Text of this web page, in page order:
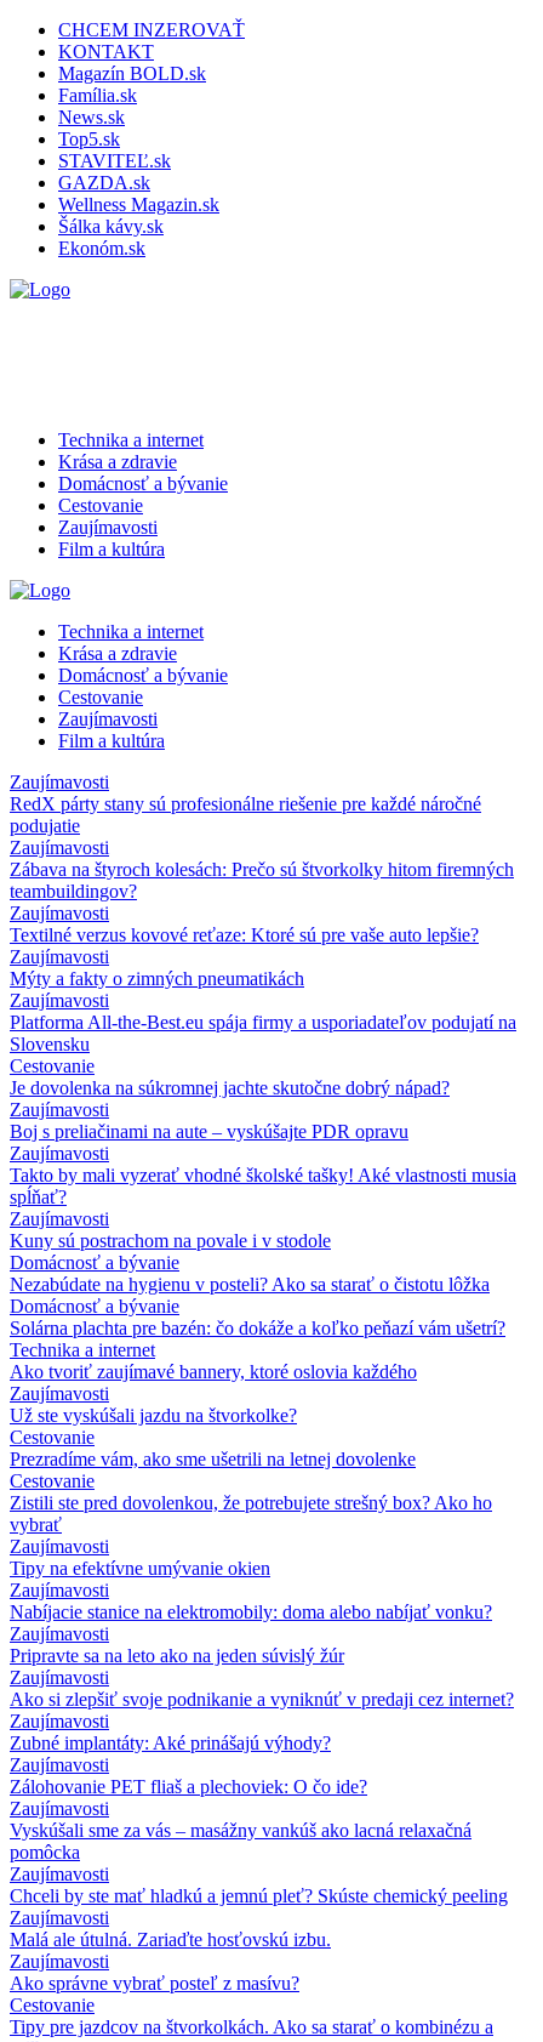
CHCEM INZEROVAŤ
KONTAKT
Magazín BOLD.sk
Família.sk
News.sk
Top5.sk
STAVITEĽ.sk
GAZDA.sk
Wellness Magazin.sk
Šálka kávy.sk
Ekonóm.sk
Technika a internet
Krása a zdravie
Domácnosť a bývanie
Cestovanie
Zaujímavosti
Film a kultúra
Technika a internet
Krása a zdravie
Domácnosť a bývanie
Cestovanie
Zaujímavosti
Film a kultúra
Zaujímavosti
RedX párty stany sú profesionálne riešenie pre každé náročné
podujatie
Zaujímavosti
Zábava na štyroch kolesách: Prečo sú štvorkolky hitom firemných
teambuildingov?
Zaujímavosti
Textilné verzus kovové reťaze: Ktoré sú pre vaše auto lepšie?
Zaujímavosti
Mýty a fakty o zimných pneumatikách
Zaujímavosti
Platforma All-the-Best.eu spája firmy a usporiadateľov podujatí na
Slovensku
Cestovanie
Je dovolenka na súkromnej jachte skutočne dobrý nápad?
Zaujímavosti
Boj s preliačinami na aute – vyskúšajte PDR opravu
Zaujímavosti
Takto by mali vyzerať vhodné školské tašky! Aké vlastnosti musia
spĺňať?
Zaujímavosti
Kuny sú postrachom na povale i v stodole
Domácnosť a bývanie
Nezabúdate na hygienu v posteli? Ako sa starať o čistotu lôžka
Domácnosť a bývanie
Solárna plachta pre bazén: čo dokáže a koľko peňazí vám ušetrí?
Technika a internet
Ako tvoriť zaujímavé bannery, ktoré oslovia každého
Zaujímavosti
Už ste vyskúšali jazdu na štvorkolke?
Cestovanie
Prezradíme vám, ako sme ušetrili na letnej dovolenke
Cestovanie
Zistili ste pred dovolenkou, že potrebujete strešný box? Ako ho
vybrať
Zaujímavosti
Tipy na efektívne umývanie okien
Zaujímavosti
Nabíjacie stanice na elektromobily: doma alebo nabíjať vonku?
Zaujímavosti
Pripravte sa na leto ako na jeden súvislý žúr
Zaujímavosti
Ako si zlepšiť svoje podnikanie a vyniknúť v predaji cez internet?
Zaujímavosti
Zubné implantáty: Aké prinášajú výhody?
Zaujímavosti
Zálohovanie PET fliaš a plechoviek: O čo ide?
Zaujímavosti
Vyskúšali sme za vás – masážny vankúš ako lacná relaxačná
pomôcka
Zaujímavosti
Chceli by ste mať hladkú a jemnú pleť? Skúste chemický peeling
Zaujímavosti
Malá ale útulná. Zariaďte hosťovskú izbu.
Zaujímavosti
Ako správne vybrať posteľ z masívu?
Cestovanie
Tipy pre jazdcov na štvorkolkách. Ako sa starať o kombinézu a